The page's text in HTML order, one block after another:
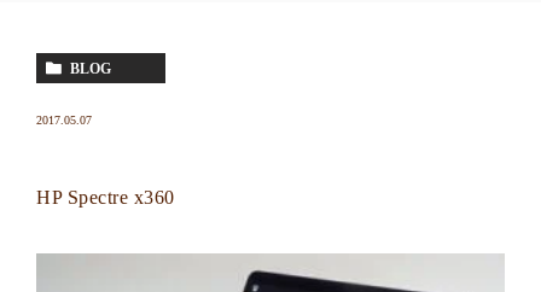
BLOG
2017.05.07
HP Spectre x360